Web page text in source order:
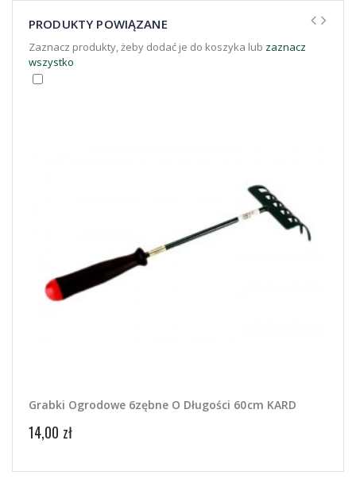
PRODUKTY POWIĄZANE
Zaznacz produkty, żeby dodać je do koszyka lub zaznacz
wszystko
Grabki Ogrodowe 6zębne O Długości 60cm KARD
14,00 zł